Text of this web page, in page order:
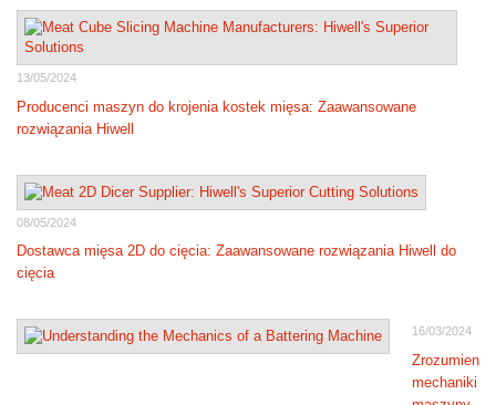
13/05/2024
Producenci maszyn do krojenia kostek mięsa: Zaawansowane
rozwiązania Hiwell
08/05/2024
Dostawca mięsa 2D do cięcia: Zaawansowane rozwiązania Hiwell do
cięcia
16/03/2024
Zrozumienie
mechaniki